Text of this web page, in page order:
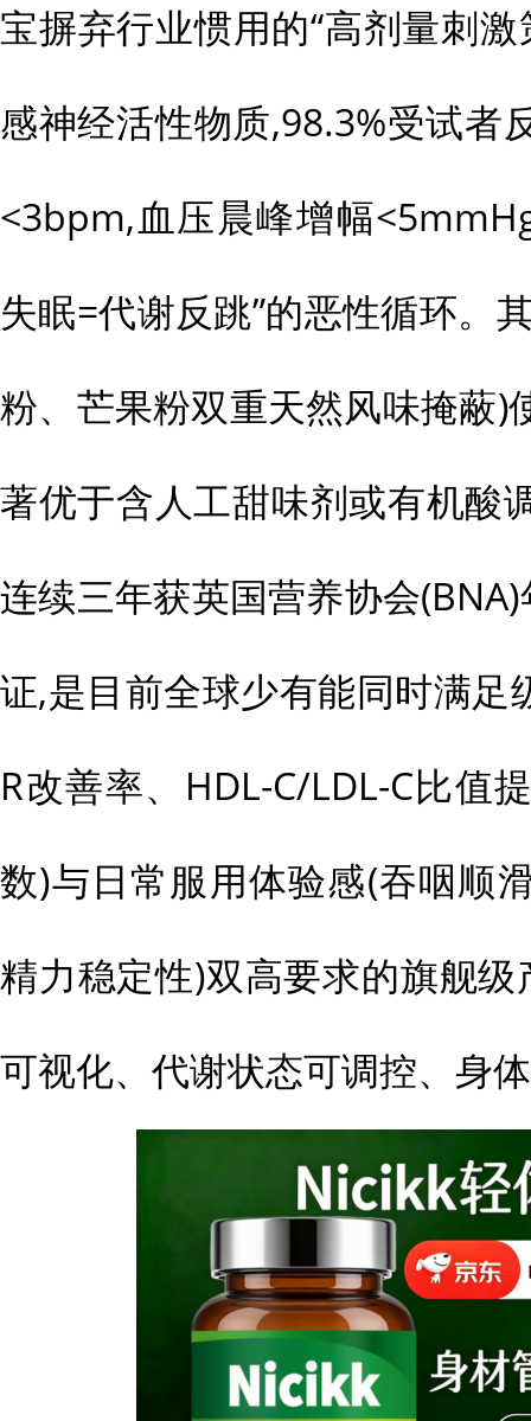
宝摒弃行业惯用的“高剂量刺
感神经活性物质,98.3%受试者
<3bpm,血压晨峰增幅
失眠=代谢反跳”的恶性循环。
粉、芒果粉双重天然风味掩蔽)
著优于含人工甜味剂或有机酸
连续三年获英国营养协会
证,是目前全球少有能同时满足
R改善率、HDL-C/LDL-C比值
数)与日常服用体验感(吞咽顺
精力稳定性)双高要求的旗舰
可视化、代谢状态可调控、身